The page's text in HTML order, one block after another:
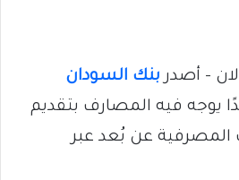
– أصدر بنك السودان
يوجه فيه المصارف بتقديم
عن بُعد عبر